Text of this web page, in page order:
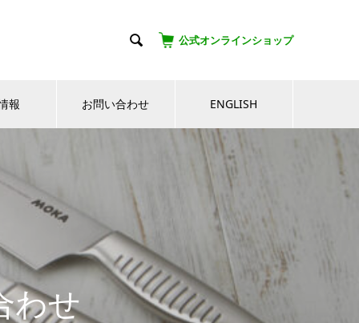
 公式オンラインショップ
報 お問い合わせ ENGLISH
わせ